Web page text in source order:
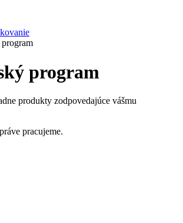
program
produkty zodpovedajúce vášmu
pracujeme.